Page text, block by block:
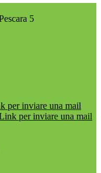
5
per inviare una mail
per inviare una mail